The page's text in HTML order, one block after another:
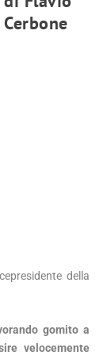
Cerbone
della
gomito a
velocemente